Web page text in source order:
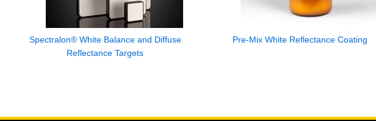
Spectralon® White Balance and Diffuse
Reflectance Targets
Pre-Mix White Reflectance Coating